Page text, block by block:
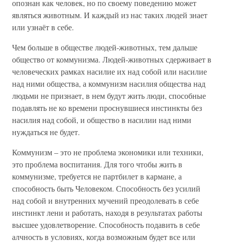
опознан как человек, но по своему поведению может
являться животным. И каждый из нас таких людей знает
или узнаёт в себе.
Чем больше в обществе людей-животных, тем дальше
общество от коммунизма. Людей-животных сдерживает в
человеческих рамках насилие их над собой или насилие
над ними общества, а коммунизм насилия общества над
людьми не признает, в нем будут жить люди, способные
подавлять не ко времени проснувшиеся инстинкты без
насилия над собой, и общество в насилии над ними
нуждаться не будет.
Коммунизм – это не проблема экономики или техники,
это проблема воспитания. Для того чтобы жить в
коммунизме, требуется не партбилет в кармане, а
способность быть Человеком. Способность без усилий
над собой и внутренних мучений преодолевать в себе
инстинкт лени и работать, находя в результатах работы
высшее удовлетворение. Способность подавить в себе
алчность в условиях, когда возможным будет все или